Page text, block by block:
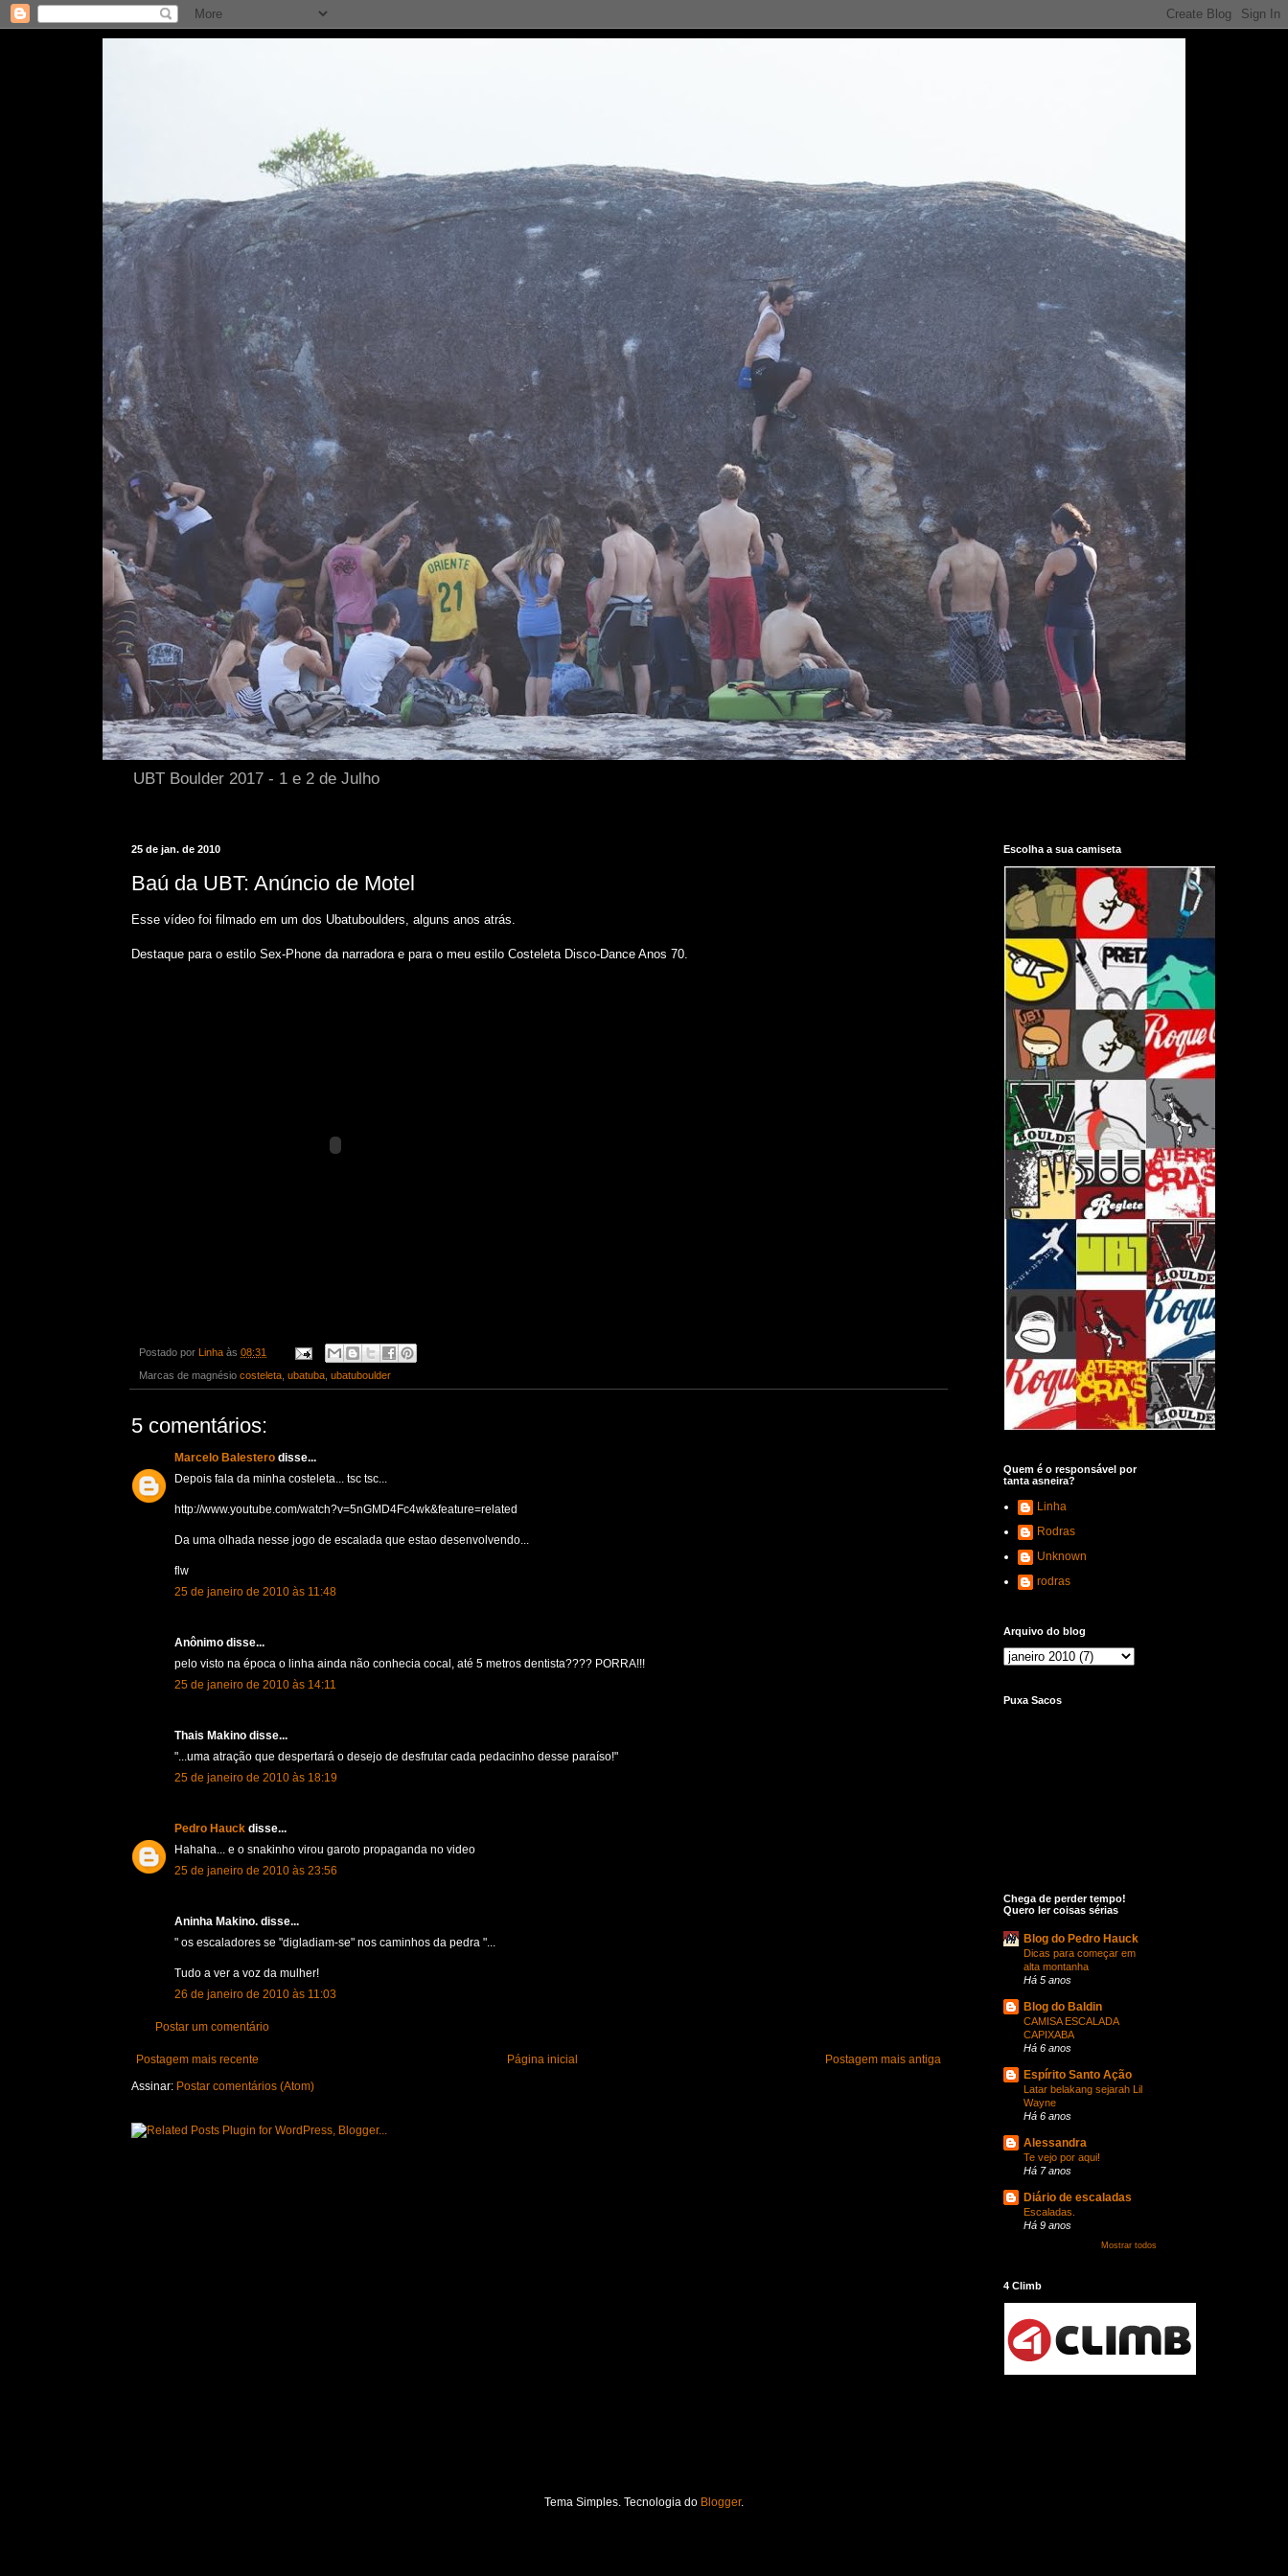
UBT Boulder 2017 - 1 e 2 de Julho
25 de jan. de 2010
Baú da UBT: Anúncio de Motel
Esse vídeo foi filmado em um dos Ubatuboulders, alguns anos atrás.
Destaque para o estilo Sex-Phone da narradora e para o meu estilo Costeleta Disco-Dance Anos 70.
Postado por Linha às 08:31
Marcas de magnésio costeleta, ubatuba, ubatuboulder
5 comentários:
Marcelo Balestero disse...
Depois fala da minha costeleta... tsc tsc...
http://www.youtube.com/watch?v=5nGMD4Fc4wk&feature=related
Da uma olhada nesse jogo de escalada que estao desenvolvendo...
flw
25 de janeiro de 2010 às 11:48
Anônimo disse...
pelo visto na época o linha ainda não conhecia cocal, até 5 metros dentista???? PORRA!!!
25 de janeiro de 2010 às 14:11
Thais Makino disse...
"...uma atração que despertará o desejo de desfrutar cada pedacinho desse paraíso!"
25 de janeiro de 2010 às 18:19
Pedro Hauck disse...
Hahaha... e o snakinho virou garoto propaganda no video
25 de janeiro de 2010 às 23:56
Aninha Makino. disse...
" os escaladores se "digladiam-se" nos caminhos da pedra "...
Tudo a ver a voz da mulher!
26 de janeiro de 2010 às 11:03
Postar um comentário
Postagem mais recente Postagem mais antiga
Página inicial
Assinar: Postar comentários (Atom)
Escolha a sua camiseta
Quem é o responsável por
tanta asneira?
Linha
Rodras
Unknown
rodras
Arquivo do blog
Puxa Sacos
Chega de perder tempo!
Quero ler coisas sérias
Blog do Pedro Hauck
Dicas para começar em
alta montanha
Há 5 anos
Blog do Baldin
CAMISA ESCALADA
CAPIXABA
Há 6 anos
Espírito Santo Ação
Latar belakang sejarah Lil
Wayne
Há 6 anos
Alessandra
Te vejo por aqui!
Há 7 anos
Diário de escaladas
Escaladas.
Há 9 anos
Mostrar todos
4 Climb
Tema Simples. Tecnologia do Blogger.